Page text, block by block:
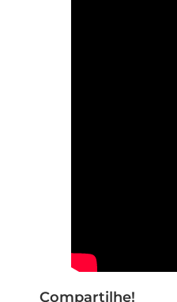
Compartilhe!